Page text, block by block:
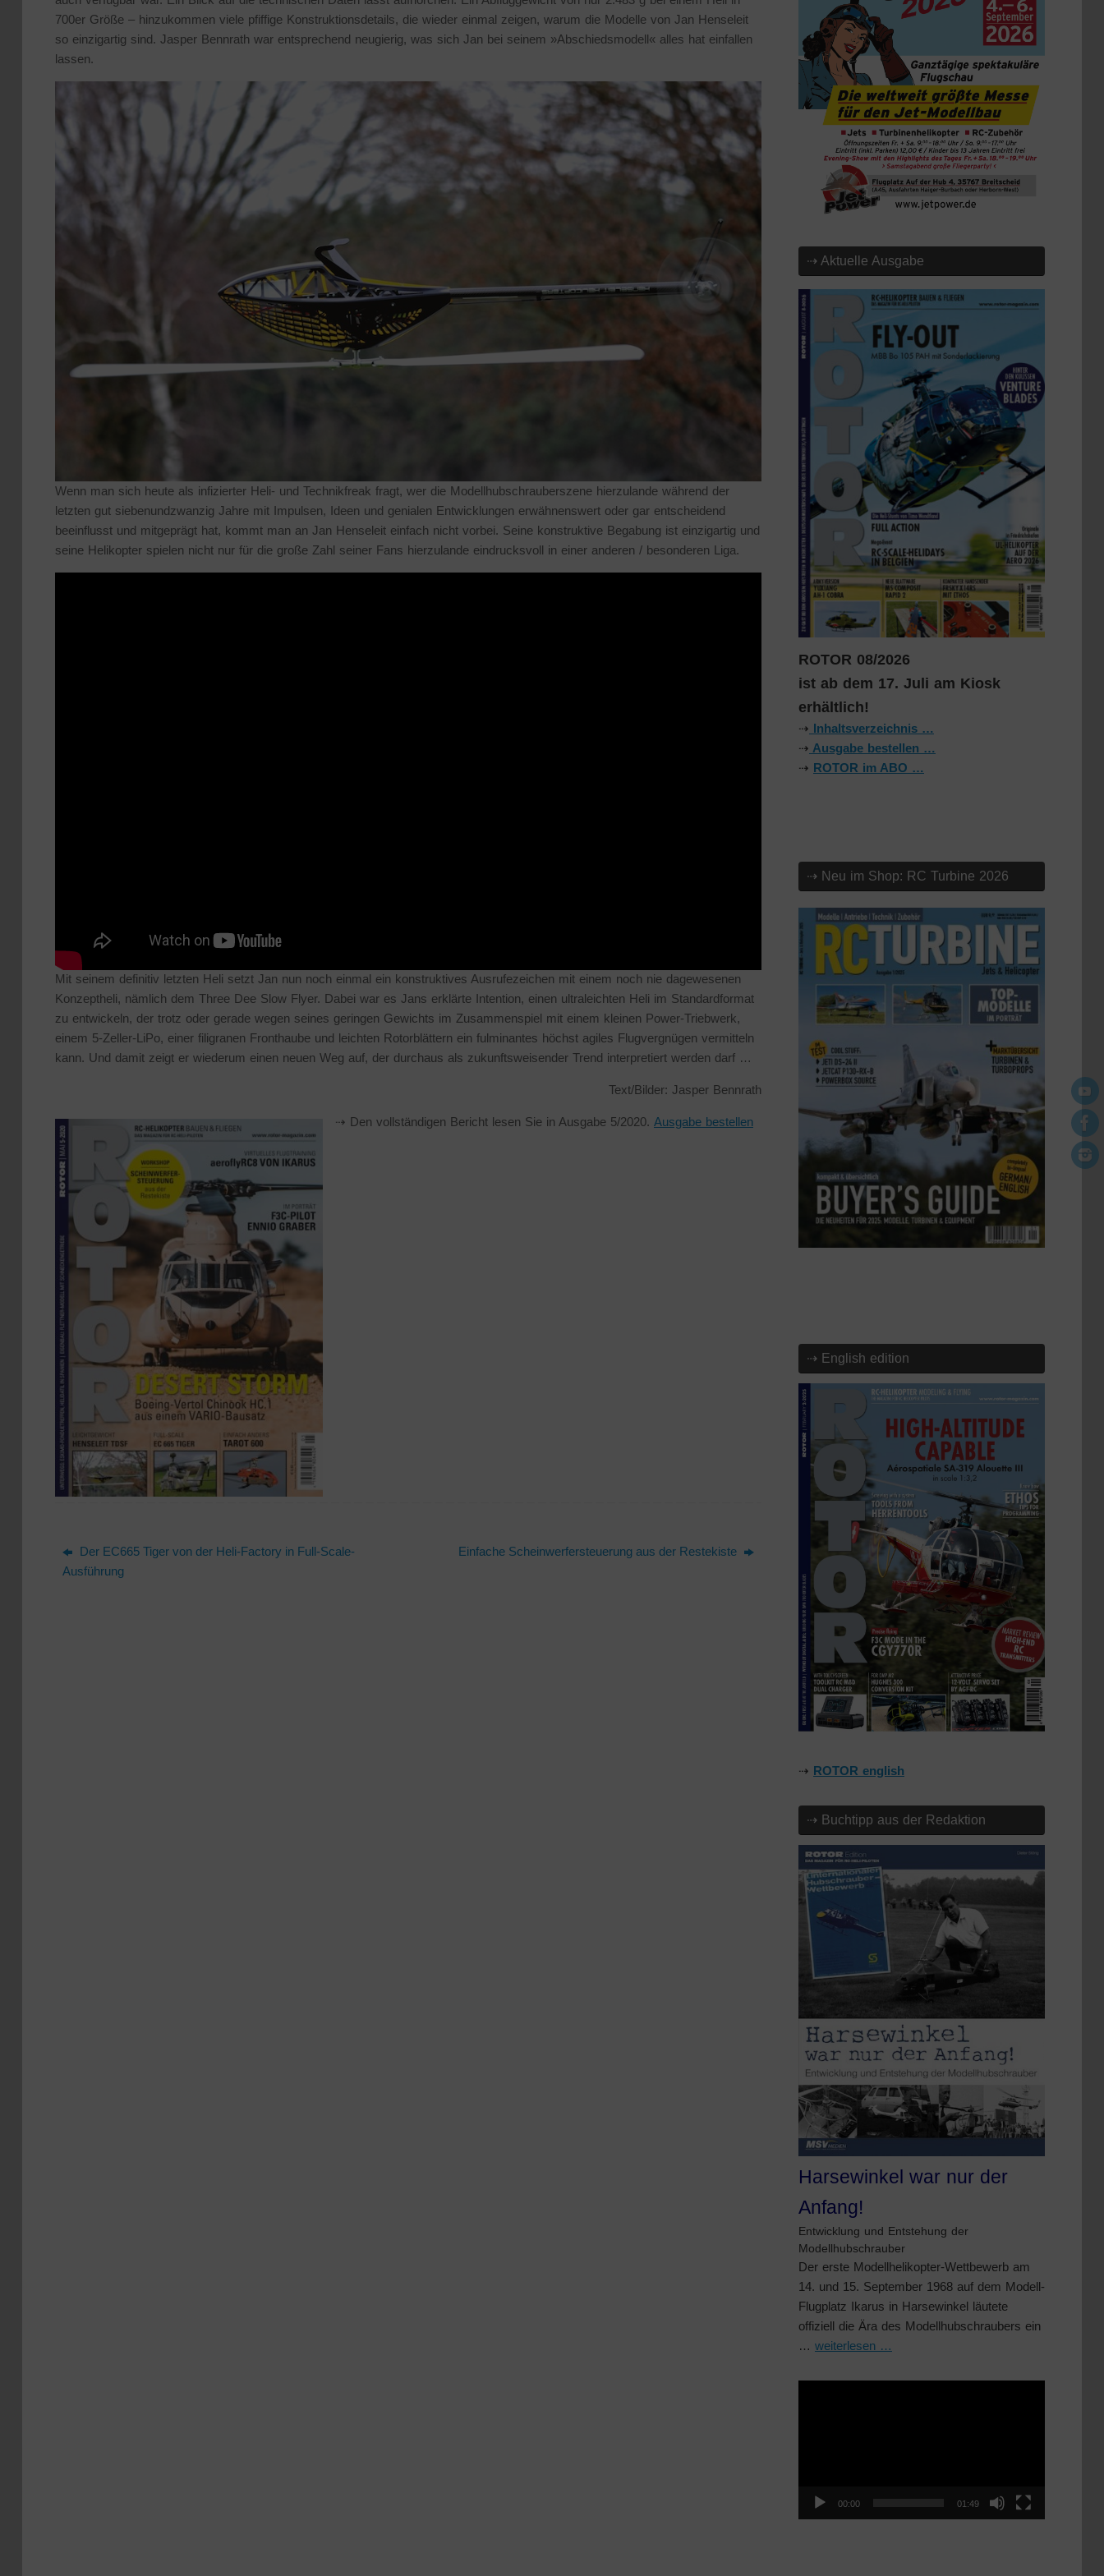
700er Größe – hinzukommen viele pfiffige Konstruktionsdetails, die wieder einmal zeigen, warum die Modelle von Jan Henseleit
so einzigartig sind. Jasper Bennrath war entsprechend neugierig, was sich Jan bei seinem »Abschiedsmodell« alles hat einfallen
lassen.
Wenn man sich heute als infizierter Heli- und Technikfreak fragt, wer die Modellhubschrauber­szene hierzulande während der
letzten gut siebenundzwanzig Jahre mit Impulsen, Ideen und genialen Entwicklungen erwähnenswert oder gar entscheidend
beeinflusst und mitgeprägt hat, kommt man an Jan Henseleit einfach nicht vorbei. Seine konstruktive Begabung ist einzigartig und
seine Helikopter spielen nicht nur für die große Zahl seiner Fans hierzulande eindrucksvoll in einer anderen / besonderen Liga.
Mit seinem definitiv letzten Heli setzt Jan nun noch einmal ein konstruktives Ausrufezeichen mit einem noch nie dagewesenen
Konzeptheli, nämlich dem Three Dee Slow Flyer. Dabei war es Jans erklärte Intention, einen ultraleichten Heli im Standardformat
zu entwickeln, der trotz oder gerade wegen seines geringen Gewichts im Zusammenspiel mit einem kleinen Power-Triebwerk,
einem 5-Zeller-LiPo, einer filigranen Fronthaube und leichten Rotorblättern ein fulminantes höchst agiles Flugvergnügen vermitteln
kann. Und damit zeigt er wiederum einen neuen Weg auf, der durchaus als zukunftsweisender Trend interpretiert werden darf …
Text/Bilder: Jasper Bennrath
⇢ Den vollständigen Bericht lesen Sie in Ausgabe 5/2020. Ausgabe bestellen
Der EC665 Tiger von der Heli-Factory in Full-Scale-
Ausführung
Einfache Scheinwerfersteuerung aus der Restekiste
⇢ Aktuelle Ausgabe
ROTOR 08/2026
ist ab dem 17. Juli am Kiosk
erhältlich!
⇢ Inhaltsverzeichnis …
⇢ Ausgabe bestellen …
⇢ ROTOR im ABO …
⇢ Neu im Shop: RC Turbine 2026
⇢ English edition
⇢ ROTOR english
⇢ Buchtipp aus der Redaktion
Harsewinkel war nur der
Anfang!
Entwicklung und Entstehung der
Modellhubschrauber
Der erste Modellhelikopter-Wettbewerb am
14. und 15. September 1968 auf dem Modell-
Flugplatz Ikarus in Harsewinkel läutete
offiziell die Ära des Modellhubschraubers ein
… weiterlesen …
00:00 01:49